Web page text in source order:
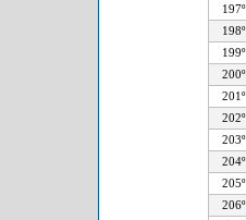
197º
198º
199º
200º
201º
202º
203º
204º
205º
206º